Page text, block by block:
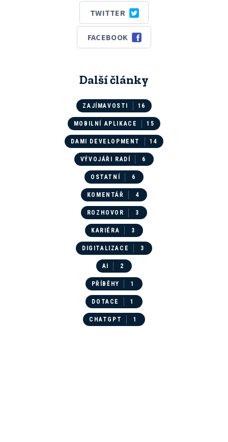
TWITTER
FACEBOOK
Další články
ZAJÍMAVOSTI 16
MOBILNÍ APLIKACE 15
DAMI DEVELOPMENT 14
VÝVOJÁŘI RADÍ 6
OSTATNÍ 6
KOMENTÁŘ 4
ROZHOVOR 3
KARIÉRA 3
DIGITALIZACE 3
AI 2
PŘÍBĚHY 1
DOTACE 1
CHATGPT 1